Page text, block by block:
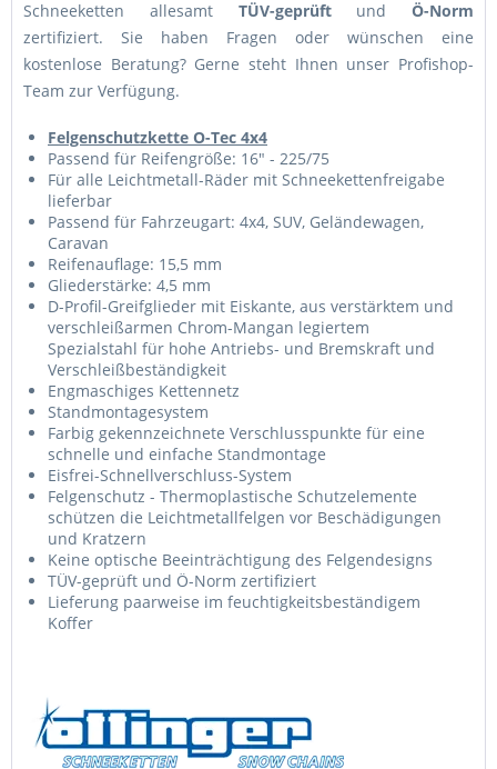
Schneeketten allesamt TÜV-geprüftund Ö-Norm
zertifiziert. Sie haben Fragen oder wünschen eine
kostenlose Beratung? Gerne steht Ihnen unser Profishop-
Team zur Verfügung.
Felgenschutzkette O-Tec 4x4
Passend für Reifengröße: 16" - 225/75
Für alle Leichtmetall-Räder mit Schneekettenfreigabe
lieferbar
Passend für Fahrzeugart: 4x4, SUV, Geländewagen,
Caravan
Reifenauflage: 15,5 mm
Gliederstärke: 4,5 mm
D-Profil-Greifglieder mit Eiskante, aus verstärktem und
verschleißarmen Chrom-Mangan legiertem
Spezialstahl für hohe Antriebs- und Bremskraft und
Verschleißbeständigkeit
Engmaschiges Kettennetz
Standmontagesystem
Farbig gekennzeichnete Verschlusspunkte für eine
schnelle und einfache Standmontage
Eisfrei-Schnellverschluss-System
Felgenschutz - Thermoplastische Schutzelemente
schützen die Leichtmetallfelgen vor Beschädigungen
und Kratzern
Keine optische Beeinträchtigung des Felgendesigns
TÜV-geprüft und Ö-Norm zertifiziert
Lieferung paarweise im feuchtigkeitsbeständigem
Koffer